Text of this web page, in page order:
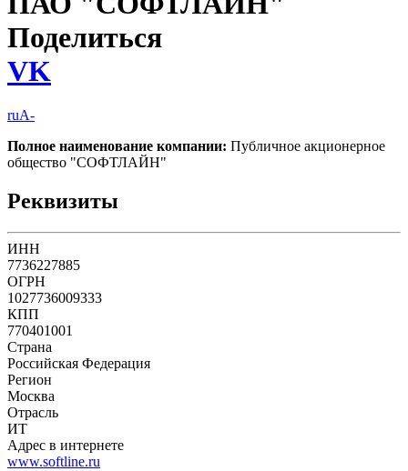
Поделиться
VK
ruA-
Полное наименование компании: Публичное акционерное
общество "СОФТЛАЙН"
Реквизиты
ИНН
7736227885
ОГРН
1027736009333
КПП
770401001
Страна
Российская Федерация
Регион
Москва
Отрасль
ИТ
Адрес в интернете
www.softline.ru